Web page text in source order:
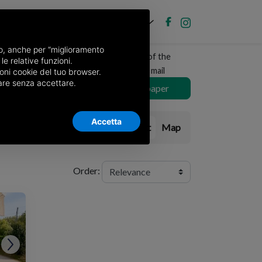
Receive a copy of the
newspaper by mail
Choose newspaper
List Map
Order:
anche per “miglioramento
relative funzioni.
cookie del tuo browser.
senza accettare.
Accetta